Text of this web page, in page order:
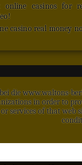
online casinos for
casino real money
die www.waltons-
in order to
services of that web